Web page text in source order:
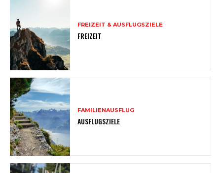
FREIZEIT & AUSFLUGSZIELE
FREIZEIT
FAMILIENAUSFLUG
AUSFLUGSZIELE